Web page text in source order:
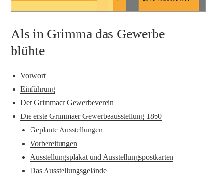
Als in Grimma das Gewerbe
blühte
Vorwort
Einführung
Der Grimmaer Gewerbeverein
Die erste Grimmaer Gewerbeausstellung 1860
Geplante Ausstellungen
Vorbereitungen
Ausstellungsplakat und Ausstellungspostkarten
Das Ausstellungsgelände